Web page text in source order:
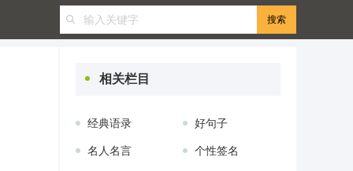
相关栏目
经典语录 好句子
名人名言 个性签名